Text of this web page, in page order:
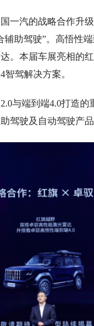
汽的战略合作升级
助驾驶”。高悟性
。本届车展亮相的
驾解决方案。
端到端4.0打造的
驾驶及自动驾驶产